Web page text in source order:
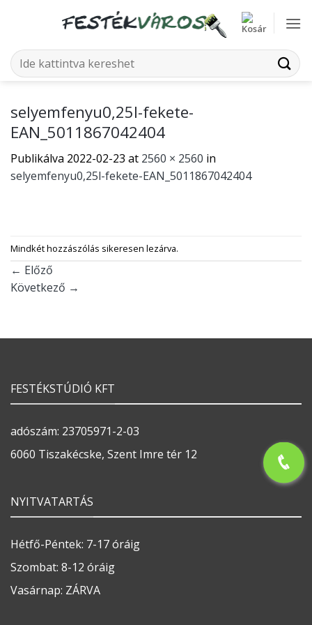
Keresés
a
selyemfenyu0,25l-fekete-
EAN_5011867042404
Publikálva 2022-02-23 at 2560 × 2560 in
selyemfenyu0,25l-fekete-EAN_5011867042404
Mindkét hozzászólás sikeresen lezárva.
← Előző
Következő →
FESTÉKSTÚDIÓ KFT
adószám: 23705971-2-03
6060 Tiszakécske, Szent Imre tér 12
NYITVATARTÁS
Hétfő-Péntek: 7-17 óráig
Szombat: 8-12 óráig
Vasárnap: ZÁRVA